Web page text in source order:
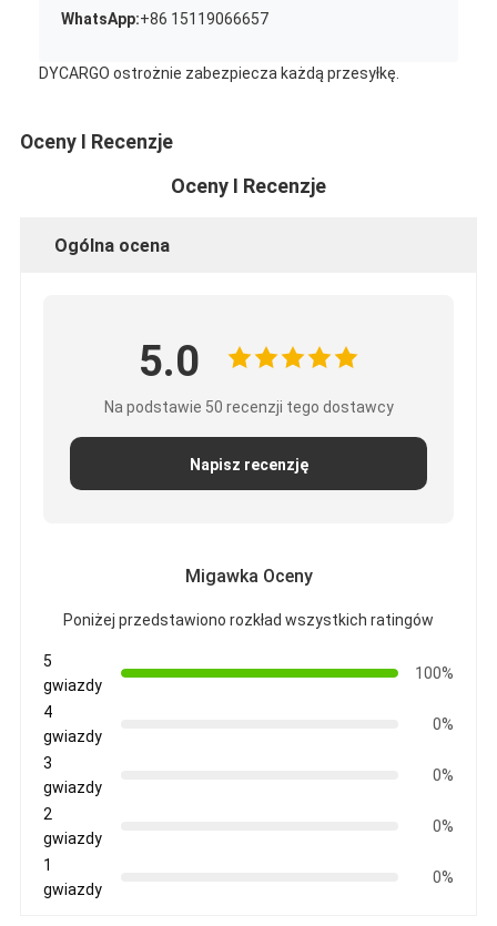
WhatsApp:+86 15119066657
DYCARGO ostrożnie zabezpiecza każdą przesyłkę.
Oceny I Recenzje
Oceny I Recenzje
Ogólna ocena
5.0
Na podstawie 50 recenzji tego dostawcy
Napisz recenzję
Migawka Oceny
Poniżej przedstawiono rozkład wszystkich ratingów
5
gwiazdy
100%
4
gwiazdy
0%
3
gwiazdy
0%
2
gwiazdy
0%
1
gwiazdy
0%